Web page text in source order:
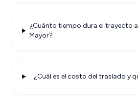
¿Cuánto tiempo dura el trayecto a
Mayor?
¿Cuál es el costo del traslado y